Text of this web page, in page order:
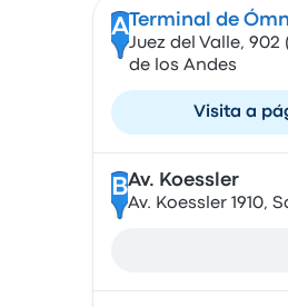
A Terminal de
Juez del Valle,
de los Andes
Visita a
BAv. Koessler
Av. Koessler 1910,